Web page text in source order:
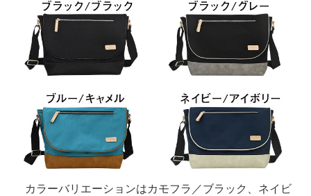
カラーバリエーションはカモフラ／ブラック、ネイビ